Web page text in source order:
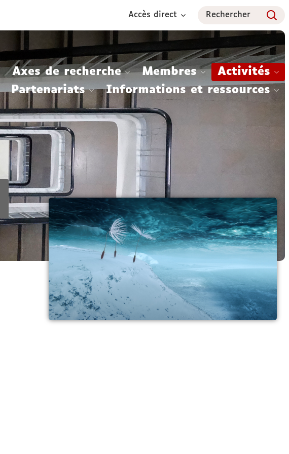
Accès direct Rechercher
Axes de recherche Membres
Activités
Partenariats
Informations et ressources